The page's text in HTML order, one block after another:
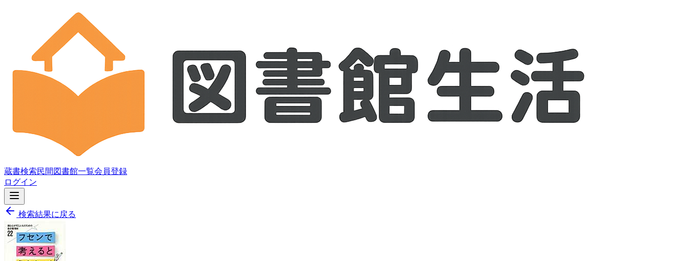
蔵書検索民間図書館一覧会員登録
ログイン
検索結果に戻る